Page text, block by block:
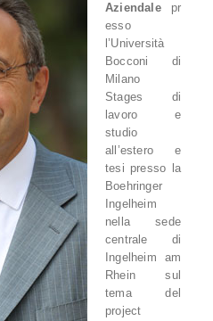
Aziendalepr
esso
l’Università
Bocconi di
Milano
Stages di
lavoro e
studio
all’estero e
tesi presso la
Boehringer
Ingelheim
nella sede
centrale di
Ingelheim am
Rhein sul
tema del
project